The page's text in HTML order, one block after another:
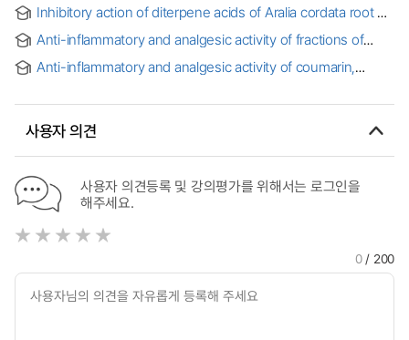
Inhibitory action of diterpene acids of Aralia cordata root on
비마취상태의 IgE 매개 천식을 갖는 Guinea Pig에서 독활 근
유래 Diterpene Acids의 항천식작용
Anti-inflammatory and analgesic activity of fractions of
Anti-inflammatory and analgesic activity of coumarin,
사용자 의견
사용자 의견등록 및 강의평가를 위해서는 로그인을
해주세요.
0/ 200